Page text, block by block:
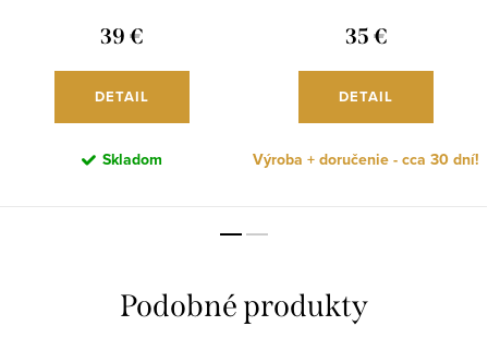
39 €
DETAIL
Skladom
35 €
DETAIL
Výroba + doručenie - cca 30 dní!